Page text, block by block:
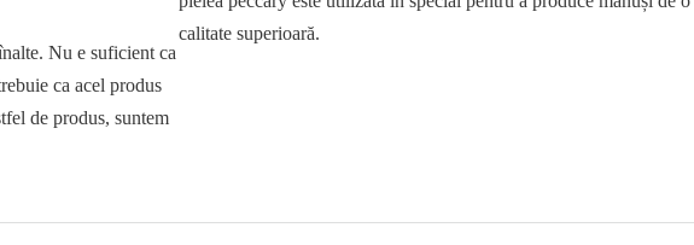
Nu e suficient ca
ca acel produs
de produs, suntem
calitate superioară.